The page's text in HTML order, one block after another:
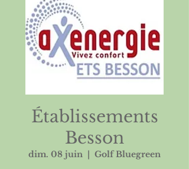
Établissements
Besson
dim. 08 juin
Golf Bluegreen